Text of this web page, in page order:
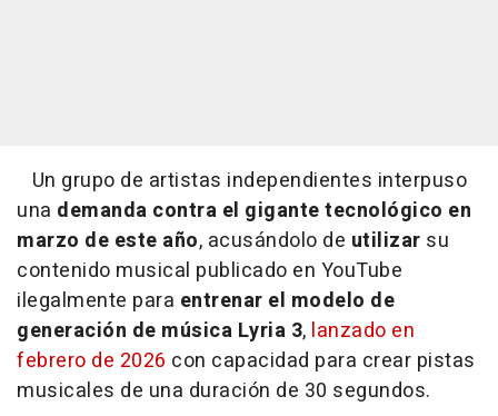
Un grupo de artistas independientes interpuso
una demanda contra el gigante tecnológico en
marzo de este año, acusándolo de utilizar su
contenido musical publicado en YouTube
ilegalmente para entrenar el modelo de
generación de música Lyria 3, lanzado en
febrero de 2026 con capacidad para crear pistas
musicales de una duración de 30 segundos.